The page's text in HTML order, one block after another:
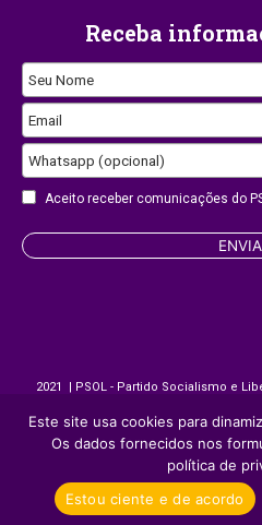
Receba
Email
Seu Nome
Email
Whatsapp (opcional)
Aceito receber comunicações do
2021 | PSOL - Partido Socialismo e
desde que
Site desenvolvido
Este site usa cookies para
Os dados fornecidos nos
política de
Estou ciente e de acordo